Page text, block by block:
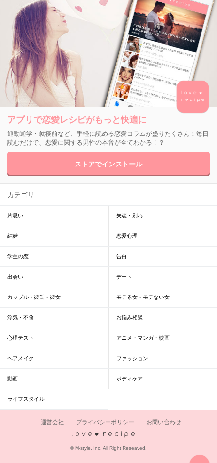
アプリで恋愛レシピがもっと快適に
通勤通学・就寝前など、手軽に読める恋愛コラムが盛りだくさん！毎日
読むだけで、恋愛に関する男性の本音が全てわかる！？
ストアでインストール
カテゴリ
片思い 失恋・別れ
結婚 恋愛心理
学生の恋 告白
出会い デート
カップル・彼氏・彼女 モテる女・モテない女
浮気・不倫 お悩み相談
心理テスト アニメ・マンガ・映画
ヘアメイク ファッション
動画 ボディケア
ライフスタイル
運営会社 プライバシーポリシー お問い合わせ
© M-style, Inc. All Right Reseaved.